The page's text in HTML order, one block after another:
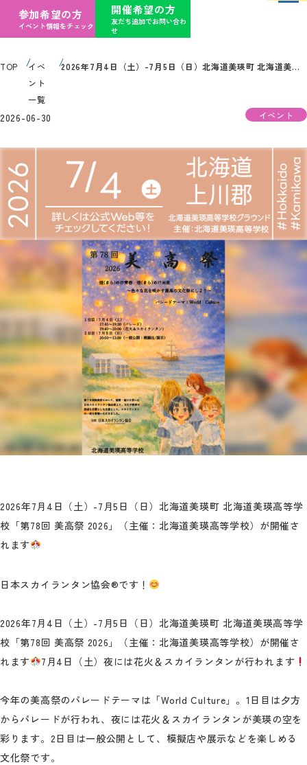
参加希望の方
イベント情報をチェック
開催希望の方
友だち追加でお問い合わ
せ
TOP
イベ
ント
一覧
2026年7月4日（土）-7月5日（日）北海道美瑛町 北海道美瑛高等学校「第78回 美高祭 2026」（主催：北海道美瑛高等学校）が開催されます
2026-06-30 イベント
2026年7月4日（土）-7月5日（日）北海道美瑛町 北海道美瑛高等学
校「第78回 美高祭 2026」（主催：北海道美瑛高等学校）が開催さ
れます
日本スカイランタン協会®です！
2026年7月4日（土）-7月5日（日）北海道美瑛町 北海道美瑛高等学
校「第78回 美高祭 2026」（主催：北海道美瑛高等学校）が開催さ
れます
7月4日（土）夜には花火＆スカイランタンが行われます
今年の美高祭のパレードテーマは「World Culture」。1日目は夕方
からパレードが行われ、夜には花火＆スカイランタンが美瑛の空を
彩ります。2日目は一般公開として、模擬店や展示などを楽しめる
文化祭です。